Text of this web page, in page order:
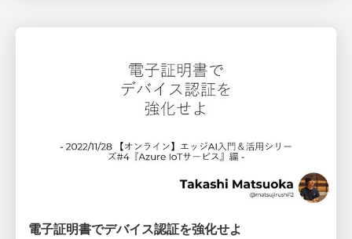
電子証明書でデバイス認証を強化せよ